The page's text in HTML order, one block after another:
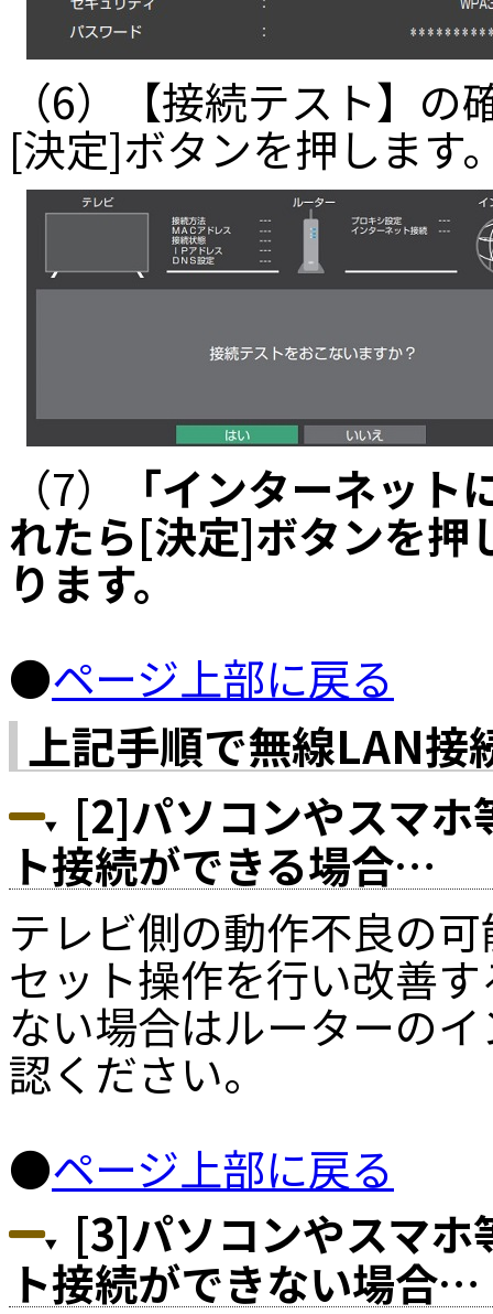
（6）【接続テスト】
[決定]ボタンを押します
（7） 「インターネッ
れたら[決定]ボタンを押
ります。
●ページ上部に戻る
上記手順で無線LAN
[2]パソコンやスマホ
ト接続ができる場合…
テレビ側の動作不良の
セット操作を行い改善
ない場合はルーターの
認ください。
●ページ上部に戻る
[3]パソコンやスマホ
ト接続ができない場合…